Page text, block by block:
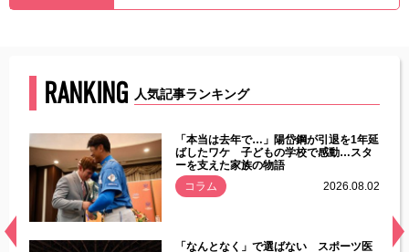
RANKING 人気記事ランキング
常
「本当は去年で…」陽岱鋼が引退を1年延
ばしたワケ 子どもの学校で感動…スタ
ーを支えた家族の物語
コラム
2026.08.02
「なんとなく」で選ばない スポーツ医